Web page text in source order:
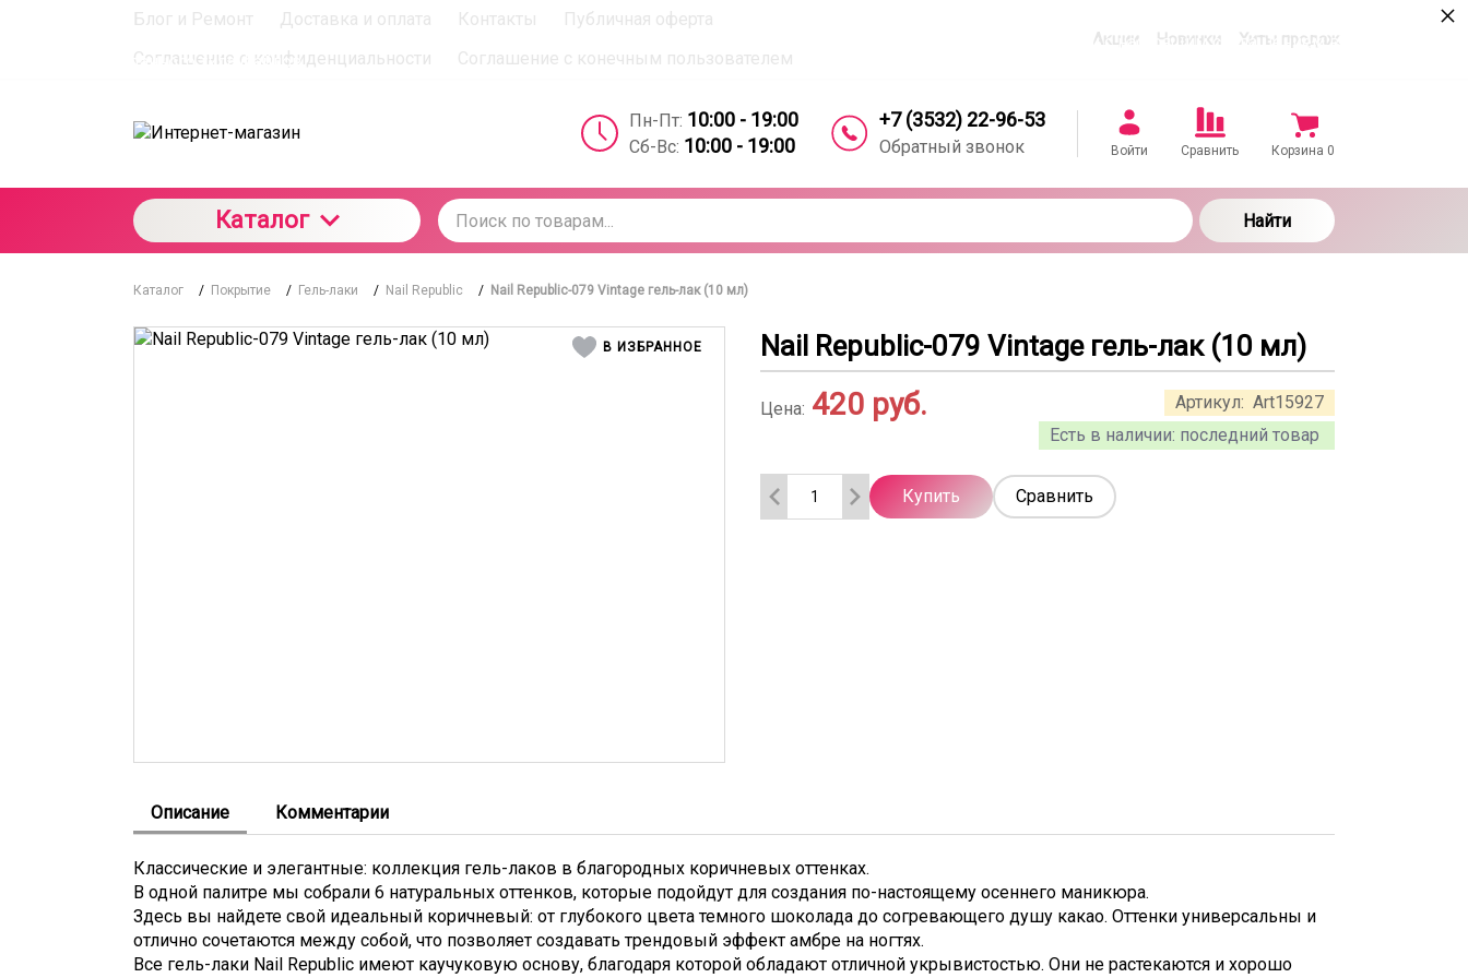
Блог и Ремонт Доставка и оплата Контакты
Публичная оферта
Соглашение о конфиденциальности
Соглашение с конечным пользователем
Акции Новинки Хиты продаж
Пн-Пт: 10:00 - 19:00
Сб-Вс: 10:00 - 19:00
+7 (3532) 22-96-53
Обратный звонок Войти Сравнить Корзина 0
Каталог Найти
Каталог / Покрытие / Гель-лаки / Nail Republic / Nail Republic-079 Vintage гель-лак (10 мл)
В ИЗБРАННОЕ Nail Republic-079 Vintage гель-лак (10 мл)
Артикул: Art15927
Есть в наличии: последний товар
Цена: 420 руб.
Купить Сравнить
Описание Комментарии
Классические и элегантные: коллекция гель-лаков в благородных коричневых оттенках.
В одной палитре мы собрали 6 натуральных оттенков, которые подойдут для создания по-настоящему осеннего маникюра.
Здесь вы найдете свой идеальный коричневый: от глубокого цвета темного шоколада до согревающего душу какао. Оттенки универсальны и
отлично сочетаются между собой, что позволяет создавать трендовый эффект амбре на ногтях.
Все гель-лаки Nail Republic имеют каучуковую основу, благодаря которой обладают отличной укрывистостью. Они не растекаются и хорошо
При использовании данного сайта вы подтверждаете свое согласие на использование компанией cookie-файлов в соответствии с настоящим соглашением в
отношении данного типа файлов
×